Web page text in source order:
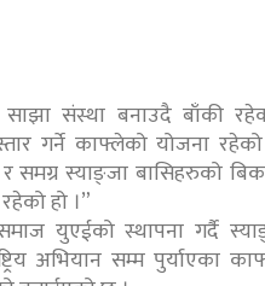
संस्था बनाउदै बाँकी
गर्ने काफ्लेको योजना
समग्र स्याङ्जा बासिहरुको
हो ।”
युएईको स्थापना गर्दै
अभियान सम्म पुर्याएका